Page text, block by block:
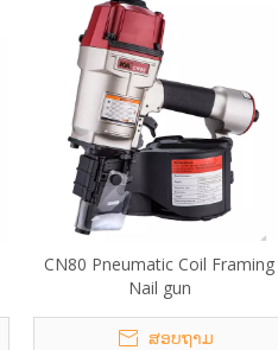
CN80 Pneumatic Coil Framing
Nail gun
ສອບຖາມ